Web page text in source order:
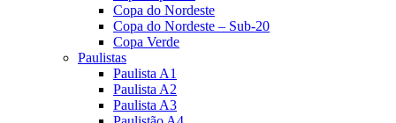
Copa do Nordeste
Copa do Nordeste – Sub-20
Copa Verde
Paulistas
Paulista A1
Paulista A2
Paulista A3